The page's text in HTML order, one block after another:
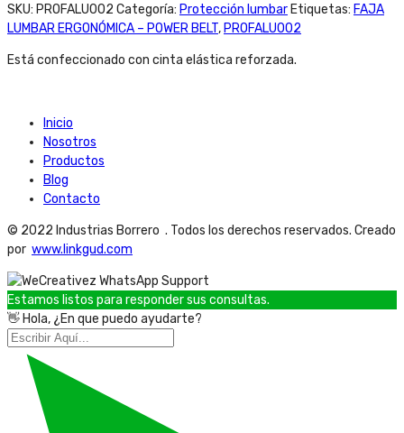
SKU: PROFALU002 Categoría: Protección lumbar Etiquetas: FAJA
LUMBAR ERGONÓMICA – POWER BELT, PROFALU002
Está confeccionado con cinta elástica reforzada.
Inicio
Nosotros
Productos
Blog
Contacto
© 2022 Industrias Borrero . Todos los derechos reservados. Creado
por www.linkgud.com
Estamos listos para responder sus consultas.
👋 Hola, ¿En que puedo ayudarte?